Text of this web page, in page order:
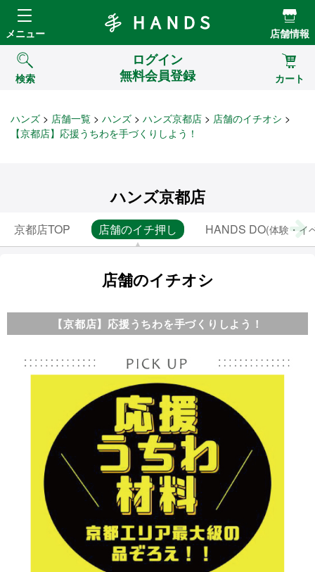
Hands ハンズ
メニュー 店舗情報
検索
ログイン
無料会員登録
カート
ハンズ 店舗一覧 ハンズ ハンズ京都店
店舗のイチオシ
【京都店】応援うちわを手づくりしよう！
ハンズ京都店
京都店TOP 店舗のイチ押し HANDS DO(体験・イ
店舗のイチオシ
【京都店】応援うちわを手づくりしよう！